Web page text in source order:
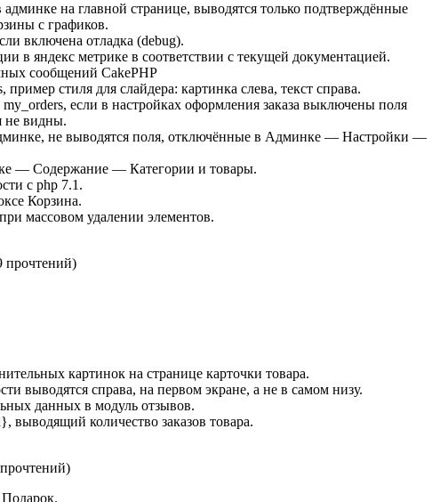
на главной странице, выводятся только подтверждённые
с графиков.
включена отладка (debug).
в яндекс метрике в соответствии с текущей документацией.
сообщений CakePHP
стиля для слайдера: картинка слева, текст справа.
если в настройках оформления заказа выключены поля
не видны.
не выводятся поля, отключённые в Админке — Настройки —
— Содержание — Категории и товары.
с php 7.1.
Корзина.
массовом удалении элементов.
прочтений)
картинок на странице карточки товара.
выводятся справа, на первом экране, а не в самом низу.
данных в модуль отзывов.
выводящий количество заказов товара.
)